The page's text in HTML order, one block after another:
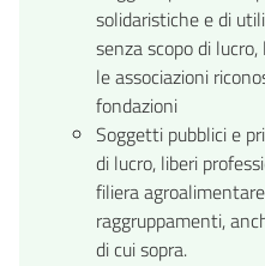
solidaristiche e di
senza scopo di
le associazioni
fondazioni
Soggetti pubblici e
di lucro, liberi
filiera
raggruppamenti,
di cui sopra.